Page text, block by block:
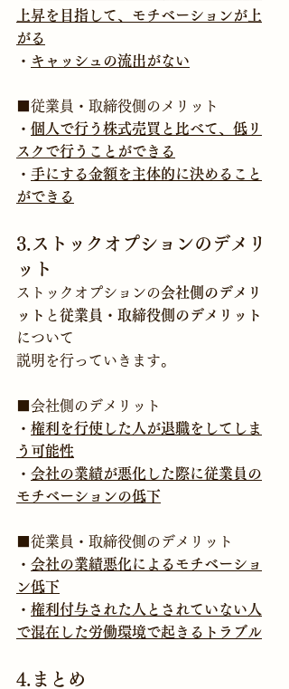
上昇を目指して、モチベーションが上
がる
・ キャッシュの流出がない
従業員・取締役側のメリット
・ 個人で行う株式売買と比べて、低リ
スクで行うことができる
・ 手にする金額を主体的に決めること
ができる
3.ストックオプションのデメリ
ット
ストックオプションの会社側のデメリ
ット と 従業員・取締役側のデメリット
について
説明を行っていきます。
■会社側のデメリット
・ 権利を行使した人が退職をしてしま
う可能性
・ 会社の業績が悪化した際に従業員の
モチベーションの低下
従業員・取締役側のデメリット
・ 会社の業績悪化によるモチベーショ
ン低下
・ 権利付与された人とされていない人
で混在した労働環境で起きるトラブル
4.まとめ